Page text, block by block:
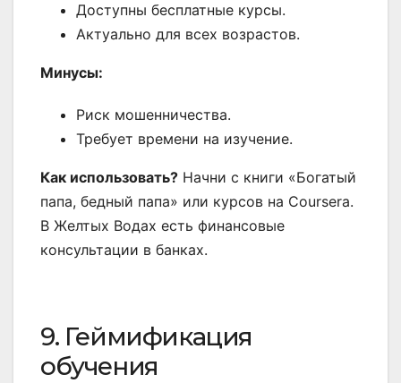
Доступны бесплатные курсы.
Актуально для всех возрастов.
Минусы:
Риск мошенничества.
Требует времени на изучение.
Как использовать? Начни с книги «Богатый
папа, бедный папа» или курсов на Coursera.
В Желтых Водах есть финансовые
консультации в банках.
9. Геймификация
обучения